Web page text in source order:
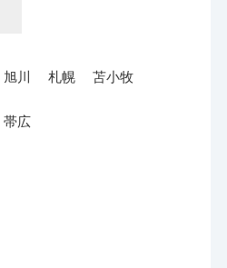
旭川 札幌 苫小牧
帯広